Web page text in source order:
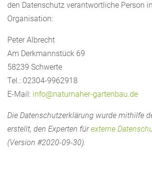
den Datenschutz verantwortliche Person
Organisation:
Peter Albrecht
Am Derkmannstück 69
58239 Schwerte
Tel.: 02304-9962918
E-Mail: info@naturnaher-gartenbau.de
Die Datenschutzerklärung wurde mithilfe
erstellt, den Experten fürexterne
(Version #2020-09-30).